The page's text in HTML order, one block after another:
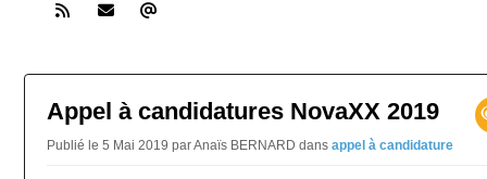
Appel à candidatures NovaXX 2019
Publié le 5 Mai 2019 par Anaïs BERNARD dans appel à candidature